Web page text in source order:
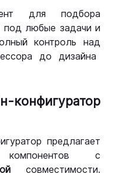
для подбора
под любые задачи и
контроль над
до дизайна
конфигуратор
предлагает
с
совместимости.